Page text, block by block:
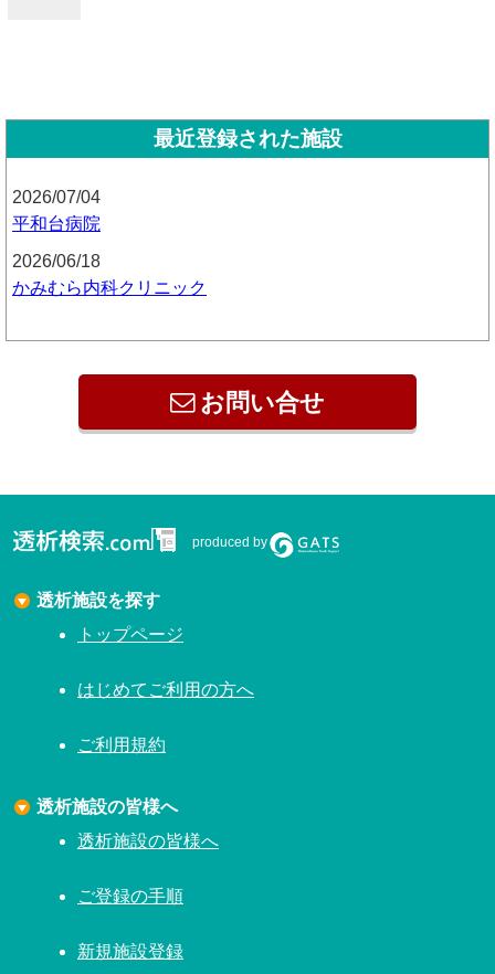
最近登録された施設
2026/07/04
平和台病院
2026/06/18
かみむら内科クリニック
お問い合せ
produced by
透析施設を探す
トップページ
はじめてご利用の方へ
ご利用規約
透析施設の皆様へ
透析施設の皆様へ
ご登録の手順
新規施設登録